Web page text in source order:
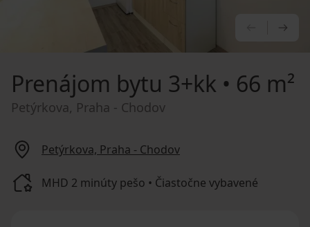
Prenájom bytu 3+kk • 66 m²
Petýrkova, Praha - Chodov
Petýrkova, Praha - Chodov
MHD 2 minúty pešo • Čiastočne vybavené